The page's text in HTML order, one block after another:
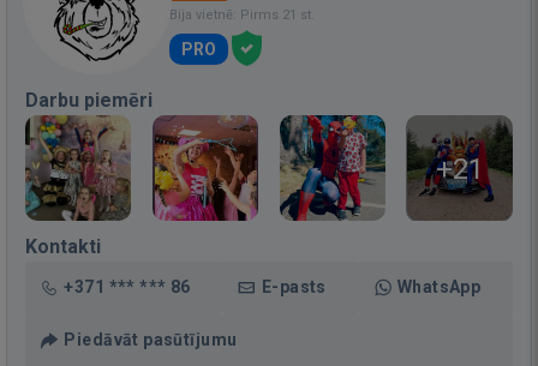
Bija vietnē: Pirms 21 st.
PRO
Darbu piemēri
+21
Kontakti
+371 *** *** 86 E-pasts WhatsApp
Piedāvāt pasūtījumu